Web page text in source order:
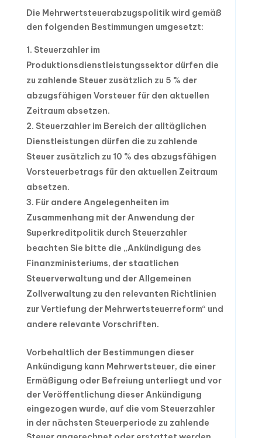
Die Mehrwertsteuerabzugspolitik wird gemäß
den folgenden Bestimmungen umgesetzt:
Steuerzahler im
Produktionsdienstleistungssektor dürfen die
zu zahlende Steuer zusätzlich zu 5 % der
abzugsfähigen Vorsteuer für den aktuellen
Zeitraum absetzen.
Steuerzahler im Bereich der alltäglichen
Dienstleistungen dürfen die zu zahlende
Steuer zusätzlich zu 10 % des abzugsfähigen
Vorsteuerbetrags für den aktuellen Zeitraum
absetzen.
Für andere Angelegenheiten im
Zusammenhang mit der Anwendung der
Superkreditpolitik durch Steuerzahler
beachten Sie bitte die „Ankündigung des
Finanzministeriums, der staatlichen
Steuerverwaltung und der Allgemeinen
Zollverwaltung zu den relevanten Richtlinien
zur Vertiefung der Mehrwertsteuerreform“ und
andere relevante Vorschriften.
Vorbehaltlich der Bestimmungen dieser
Ankündigung kann Mehrwertsteuer, die einer
Ermäßigung oder Befreiung unterliegt und vor
der Veröffentlichung dieser Ankündigung
eingezogen wurde, auf die vom Steuerzahler
in der nächsten Steuerperiode zu zahlende